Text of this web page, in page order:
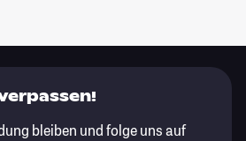
bleiben und folge uns auf